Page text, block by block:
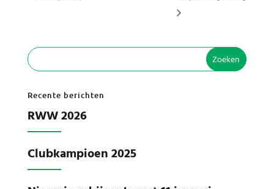
Recente berichten
RWW 2026
Clubkampioen 2025